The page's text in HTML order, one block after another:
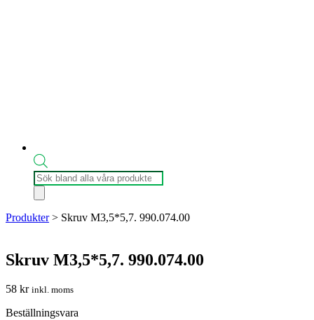
Produktsökning
Produkter> Skruv M3,5*5,7. 990.074.00
Skruv M3,5*5,7. 990.074.00
58 kr inkl. moms
Beställningsvara